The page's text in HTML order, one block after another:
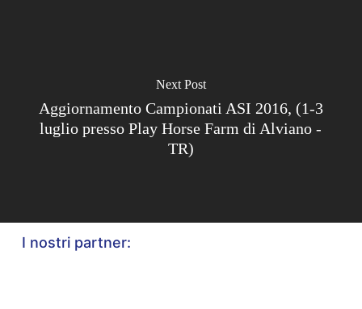
Next Post
Aggiornamento Campionati ASI 2016, (1-3
luglio presso Play Horse Farm di Alviano -
TR)
I nostri partner: